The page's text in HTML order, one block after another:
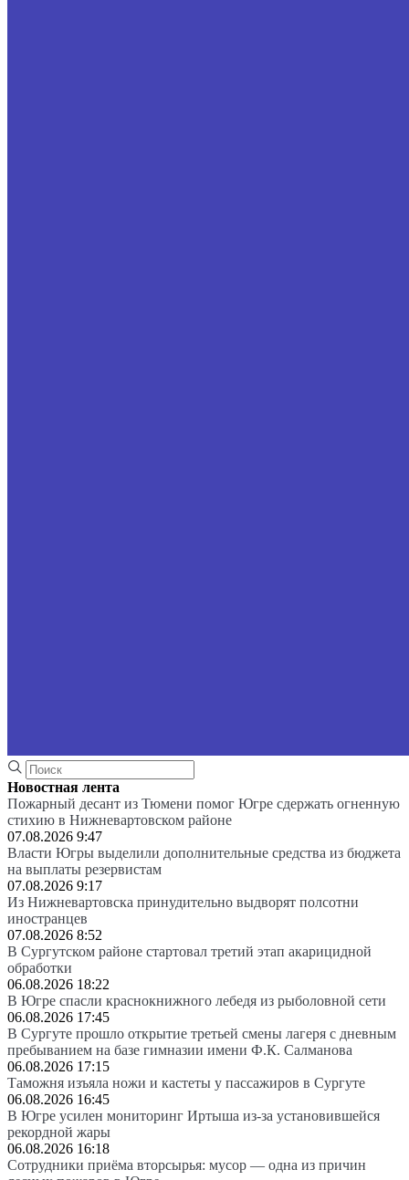
Новостная лента
Пожарный десант из Тюмени помог Югре сдержать огненную
стихию в Нижневартовском районе
07.08.2026 9:47
Власти Югры выделили дополнительные средства из бюджета
на выплаты резервистам
07.08.2026 9:17
Из Нижневартовска принудительно выдворят полсотни
иностранцев
07.08.2026 8:52
В Сургутском районе стартовал третий этап акарицидной
обработки
06.08.2026 18:22
В Югре спасли краснокнижного лебедя из рыболовной сети
06.08.2026 17:45
В Сургуте прошло открытие третьей смены лагеря с дневным
пребыванием на базе гимназии имени Ф.К. Салманова
06.08.2026 17:15
Таможня изъяла ножи и кастеты у пассажиров в Сургуте
06.08.2026 16:45
В Югре усилен мониторинг Иртыша из-за установившейся
рекордной жары
06.08.2026 16:18
Сотрудники приёма вторсырья: мусор — одна из причин